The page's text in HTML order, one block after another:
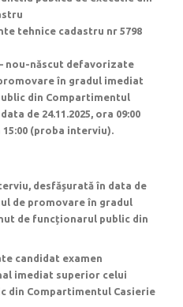
tehnice cadastru nr 5798
nou-născut defavorizate
în gradul imediat
din Compartimentul
de 24.11.2025, ora 09:00
15:00 (proba interviu).
desfășurată în data de
de promovare în gradul
de funcționarul public din
candidat examen
imediat superior celui
din Compartimentul Casierie